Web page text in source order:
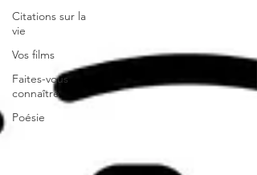
Citations sur la
vie
Vos films
Faites-vous
connaître
Poésie